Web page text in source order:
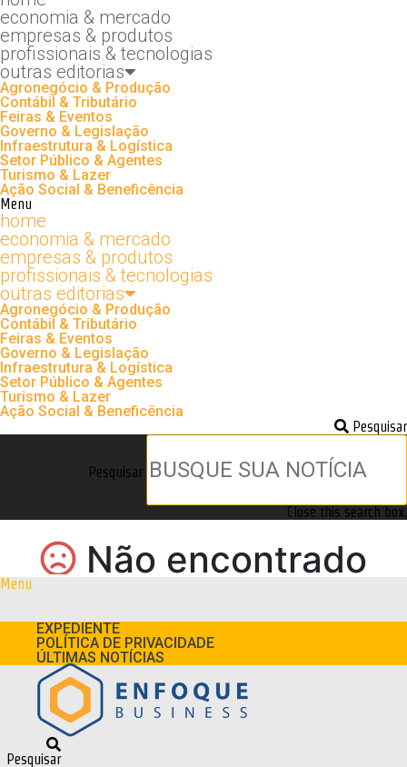
economia & mercado
empresas & produtos
profissionais & tecnologias
outras editorias
Agronegócio & Produção
Contábil & Tributário
Feiras & Eventos
Governo & Legislação
Infraestrutura & Logística
Setor Público & Agentes
Turismo & Lazer
Ação Social & Beneficência
Menu
home
economia & mercado
empresas & produtos
profissionais & tecnologias
outras editorias
Agronegócio & Produção
Contábil & Tributário
Feiras & Eventos
Governo & Legislação
Infraestrutura & Logística
Setor Público & Agentes
Turismo & Lazer
Ação Social & Beneficência
Pesquisar
Pesquisar
Close this search box.
Menu
EXPEDIENTE
POLÍTICA DE PRIVACIDADE
ÚLTIMAS NOTÍCIAS
Pesquisar